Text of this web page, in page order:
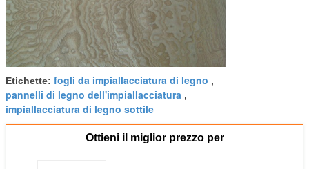
Etichette: fogli da impiallacciatura di legno ,
pannelli di legno dell'impiallacciatura ,
impiallacciatura di legno sottile
Ottieni il miglior prezzo per